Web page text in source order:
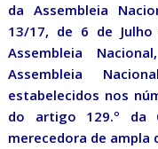
da Assembleia
13/17, de 6 de
Assembleia
Assembleia
estabelecidos nos
do artigo 129.º da
merecedora de ampla